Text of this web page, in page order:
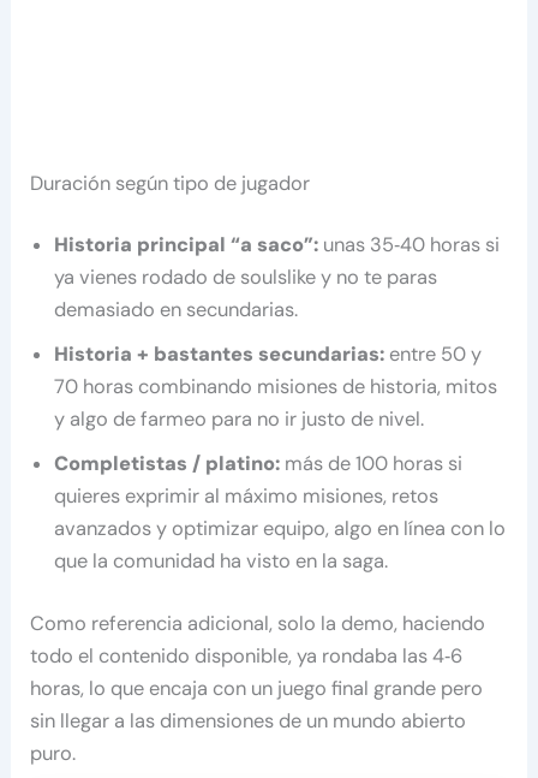
Duración según tipo de jugador
Historia principal “a saco”: unas 35‑40 horas si
ya vienes rodado de soulslike y no te paras
demasiado en secundarias.
Historia + bastantes secundarias: entre 50 y
70 horas combinando misiones de historia, mitos
y algo de farmeo para no ir justo de nivel.
Completistas / platino: más de 100 horas si
quieres exprimir al máximo misiones, retos
avanzados y optimizar equipo, algo en línea con lo
que la comunidad ha visto en la saga.
Como referencia adicional, solo la demo, haciendo
todo el contenido disponible, ya rondaba las 4‑6
horas, lo que encaja con un juego final grande pero
sin llegar a las dimensiones de un mundo abierto
puro.